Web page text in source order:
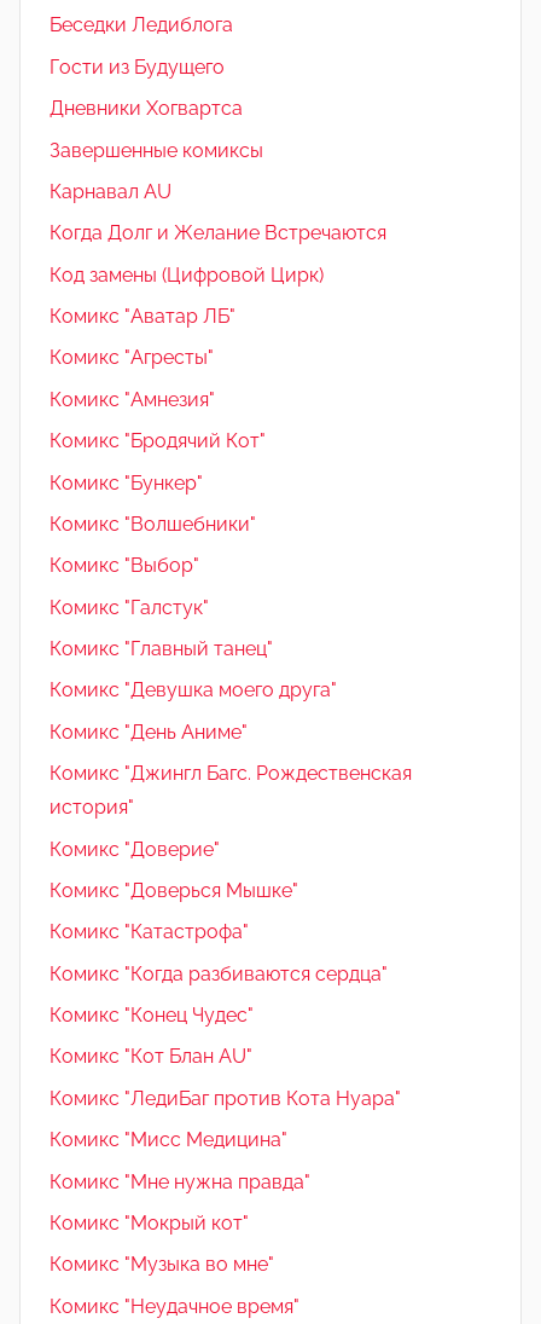
Беседки Ледиблога
Гости из Будущего
Дневники Хогвартса
Завершенные комиксы
Карнавал AU
Когда Долг и Желание Встречаются
Код замены (Цифровой Цирк)
Комикс "Аватар ЛБ"
Комикс "Агресты"
Комикс "Амнезия"
Комикс "Бродячий Кот"
Комикс "Бункер"
Комикс "Волшебники"
Комикс "Выбор"
Комикс "Галстук"
Комикс "Главный танец"
Комикс "Девушка моего друга"
Комикс "День Аниме"
Комикс "Джингл Багс. Рождественская
история"
Комикс "Доверие"
Комикс "Доверься Мышке"
Комикс "Катастрофа"
Комикс "Когда разбиваются сердца"
Комикс "Конец Чудес"
Комикс "Кот Блан AU"
Комикс "ЛедиБаг против Кота Нуара"
Комикс "Мисс Медицина"
Комикс "Мне нужна правда"
Комикс "Мокрый кот"
Комикс "Музыка во мне"
Комикс "Неудачное время"